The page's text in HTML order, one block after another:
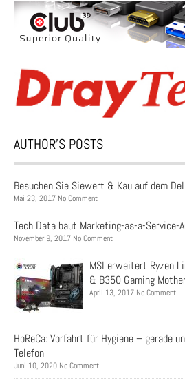
AUTHOR’S POSTS
Besuchen Sie Siewert & Kau auf dem
Mai 23, 2017 No Comment
Tech Data baut Marketing-as-a-Service-
November 9, 2017 No Comment
MSI erweitert Ryzen
& B350 Gaming
April 13, 2017 No Comment
HoReCa: Vorfahrt für Hygiene – gerade
Telefon
Juni 10, 2020 No Comment